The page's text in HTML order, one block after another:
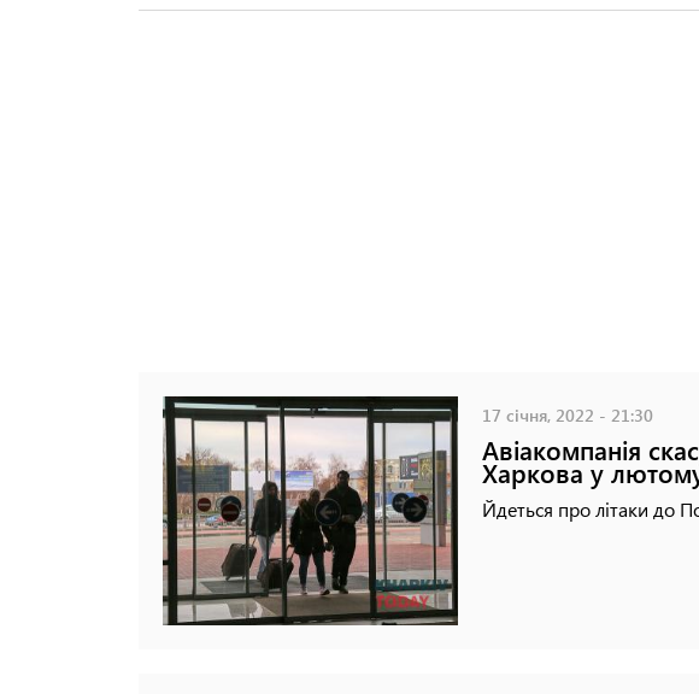
17 січня, 2022 - 21:30
Авіакомпанія
Харкова у
Йдеться про літаки до